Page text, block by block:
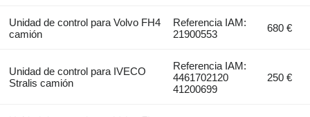
Unidad de control para Volvo FH4
camión
Referencia IAM:
21900553
680 €
Unidad de control para IVECO
Stralis camión
Referencia IAM:
4461702120
41200699
250 €